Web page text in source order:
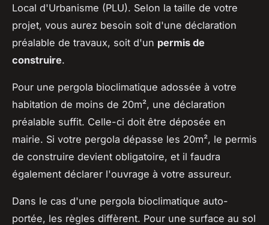
Local d'Urbanisme (PLU). Selon la taille de votre
projet, vous aurez besoin soit d'une déclaration
préalable de travaux, soit d'un permis de
construire.
Pour une pergola bioclimatique adossée à votre
habitation de moins de 20m², une déclaration
préalable suffit. Celle-ci doit être déposée en
mairie. Si votre pergola dépasse les 20m², le permis
de construire devient obligatoire, et il faudra
également déclarer l'ouvrage à votre assureur.
Dans le cas d'une pergola bioclimatique auto-
portée, les règles diffèrent. Pour une surface au sol